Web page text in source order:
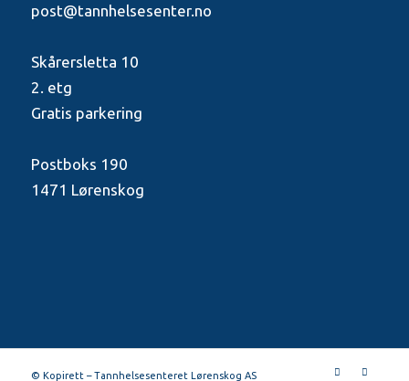
post@tannhelsesenter.no
Skårersletta 10
2. etg
Gratis parkering
Postboks 190
1471 Lørenskog
© Kopirett – Tannhelsesenteret Lørenskog AS